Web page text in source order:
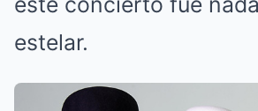
estelar.